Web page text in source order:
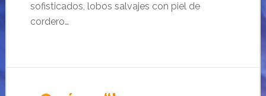
sofisticados, lobos salvajes con piel de
cordero…